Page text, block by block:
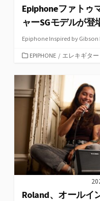
Epiphoneファトゥ
ャーSGモデルが登
Epiphone Inspired by
カ
ゴ
ー
EPIPHONE / エレキギター
Roland、オールイ